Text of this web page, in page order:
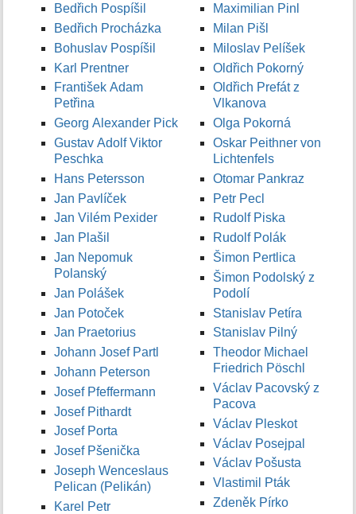
Bedřich Pospíšil
Bedřich Procházka
Bohuslav Pospíšil
Karl Prentner
František Adam
Petřina
Georg Alexander Pick
Gustav Adolf Viktor
Peschka
Hans Petersson
Jan Pavlíček
Jan Vilém Pexider
Jan Plašil
Jan Nepomuk
Polanský
Jan Polášek
Jan Potoček
Jan Praetorius
Johann Josef Partl
Johann Peterson
Josef Pfeffermann
Josef Pithardt
Josef Porta
Josef Pšenička
Joseph Wenceslaus
Pelican (Pelikán)
Karel Petr
Maximilian Pinl
Milan Pišl
Miloslav Pelíšek
Oldřich Pokorný
Oldřich Prefát z
Vlkanova
Olga Pokorná
Oskar Peithner von
Lichtenfels
Otomar Pankraz
Petr Pecl
Rudolf Piska
Rudolf Polák
Šimon Pertlica
Šimon Podolský z
Podolí
Stanislav Petíra
Stanislav Pilný
Theodor Michael
Friedrich Pöschl
Václav Pacovský z
Pacova
Václav Pleskot
Václav Posejpal
Václav Pošusta
Vlastimil Pták
Zdeněk Pírko